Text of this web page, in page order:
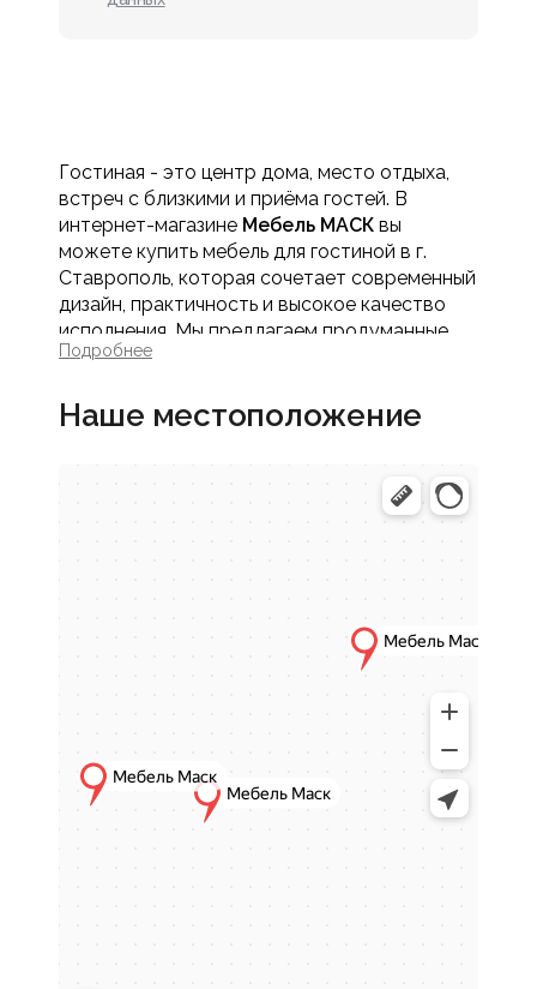
Гостиная - это центр дома, место отдыха,
встреч с близкими и приёма гостей. В
интернет-магазине Мебель МАСК вы
можете купить мебель для гостиной в г.
Ставрополь, которая сочетает современный
дизайн, практичность и высокое качество
исполнения. Мы предлагаем продуманные
решения как для просторных залов, так и для
В каталоге представлена мебель для
современного модерна. Удобная навигация,
актуальные коллекции и возможность
Большой выбор мебели для
позволяет обустроить гостиную "под
необходимое для создания гармоничного
интерьера: корпусную и мягкую мебель,
функциональные системы хранения и
Подробнее
Наше местоположение